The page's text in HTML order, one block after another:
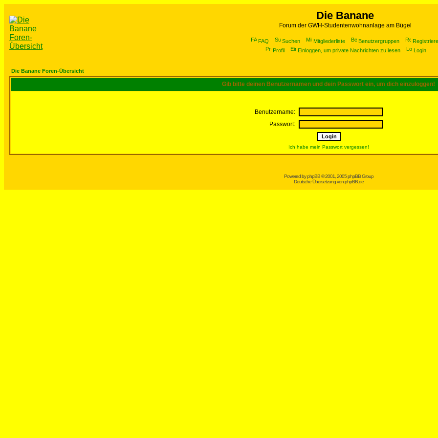
Die Banane
Forum der GWH-Studentenwohnanlage am Bügel
FAQ Suchen Mitgliederliste Benutzergruppen
Profil
Einloggen, um private Nachrichten zu lesen Login
Die Banane Foren-Übersicht
Gib bitte deinen Benutzernamen und dein Passwort ein, um dich einzuloggen!
Benutzername:
Passwort:
Ich habe mein Passwort vergessen!
Powered byphpBB© 2001, 2005 phpBB Group
Deutsche Übersetzung vonphpBB.de